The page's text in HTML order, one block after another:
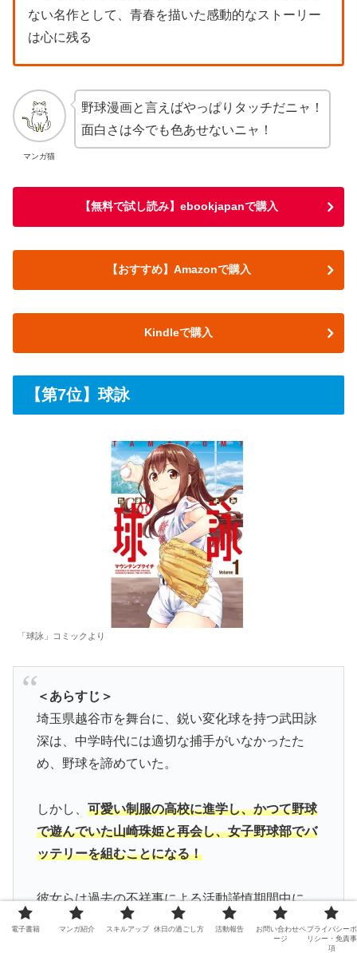
ない名作として、青春を描いた感動的なストーリー
は心に残る
マンガ猫
野球漫画と言えばやっぱりタッチだニャ！
面白さは今でも色あせないニャ！
【無料で試し読み】ebookjapanで購入
【おすすめ】Amazonで購入
Kindleで購入
【第7位】球詠
「球詠」コミックより
＜あらすじ＞
埼玉県越谷市を舞台に、鋭い変化球を持つ武田詠
深は、中学時代には適切な捕手がいなかったた
め、野球を諦めていた。
しかし、 可愛い制服の高校に進学し、かつて野球
で遊んでいた山崎珠姫と再会し、女子野球部でバ
ッテリーを組むことになる！
彼女らは過去の不祥事による活動謹慎期間中に、
野球部のほとんどの部員が退部してしまったた
め、1年生を中心に新しいチームを作らなければ
電子書籍 マンガ紹介 スキルアップ 休日の過ごし方 活動報告
お問い合わせペ
ージ
プライバシーポ
リシー・免責事
項